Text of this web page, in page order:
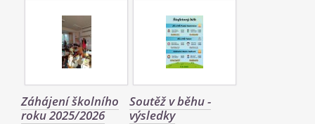
Záhájení školního
roku 2025/2026
Soutěž v běhu -
výsledky